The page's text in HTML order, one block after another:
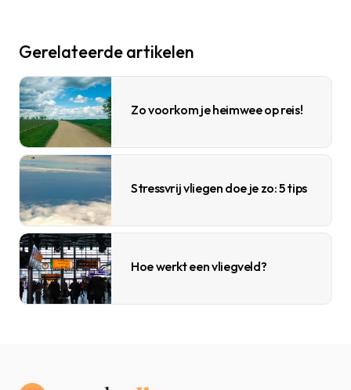
Gerelateerde artikelen
Zo voorkom je heimwee op reis!
Stressvrij vliegen doe je zo: 5 tips
Hoe werkt een vliegveld?